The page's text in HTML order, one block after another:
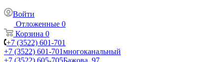
Войти
Отложенные 0
Корзина 0
+7 (3522) 601-701
+7 (3522) 601-701многоканальный
+7 (3522) 605-705Бажова, 97